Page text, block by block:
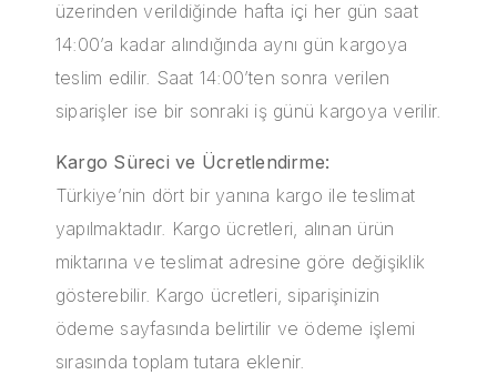
üzerinden verildiğinde hafta içi her gün saat
14:00’a kadar alındığında aynı gün kargoya
teslim edilir. Saat 14:00’ten sonra verilen
siparişler ise bir sonraki iş günü kargoya verilir.
Kargo Süreci ve Ücretlendirme:
Türkiye’nin dört bir yanına kargo ile teslimat
yapılmaktadır. Kargo ücretleri, alınan ürün
miktarına ve teslimat adresine göre değişiklik
gösterebilir. Kargo ücretleri, siparişinizin
ödeme sayfasında belirtilir ve ödeme işlemi
sırasında toplam tutara eklenir.